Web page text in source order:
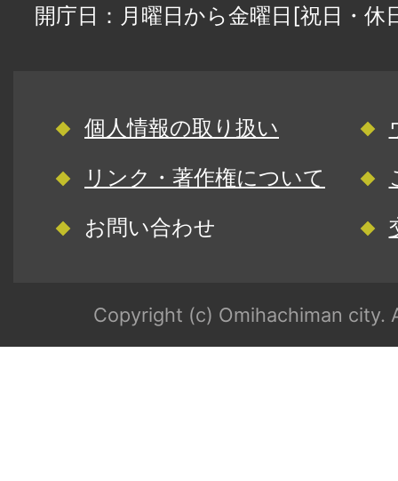
開庁日：月曜日から金曜日[祝日・
個人情報の取り扱い
リンク・著作権について
お問い合わせ
Copyright (c) Omihachiman city.